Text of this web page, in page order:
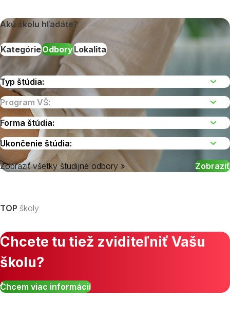
Akú školu hľadáte?
KategórieOdboryLokalita
Zobraziť všetky študijné odbory »
TOP školy
Chcete tu tiež zviditeľniť Vašu
školu?
Chcem viac informácií